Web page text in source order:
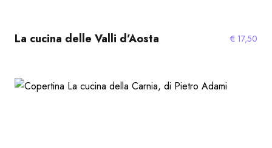
La cucina delle Valli d’Aosta € 17,50